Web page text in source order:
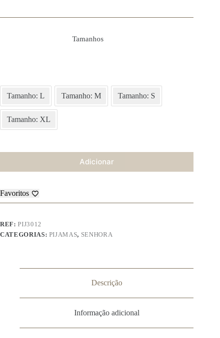
Tamanhos
Tamanho: L Tamanho: M Tamanho: S
Tamanho: XL
Adicionar
Favoritos
REF:PIJ3012
CATEGORIAS: PIJAMAS, SENHORA
Descrição
Informação adicional